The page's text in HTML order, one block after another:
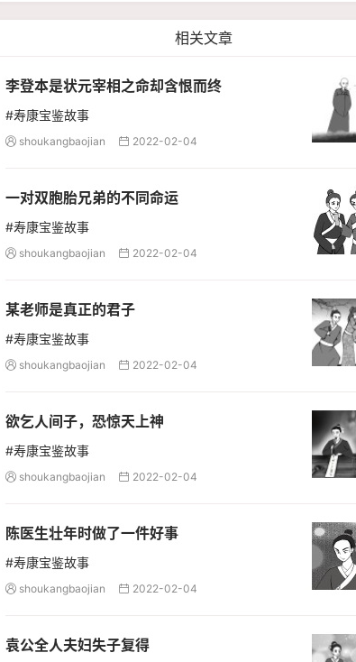
相关文章
李登本是状元宰相之命却含恨而终
#寿康宝鉴故事
 shoukangbaojian  2022-02-04
一对双胞胎兄弟的不同命运
#寿康宝鉴故事
 shoukangbaojian  2022-02-04
某老师是真正的君子
#寿康宝鉴故事
 shoukangbaojian  2022-02-04
欲乞人间子，恐惊天上神
#寿康宝鉴故事
 shoukangbaojian  2022-02-04
陈医生壮年时做了一件好事
#寿康宝鉴故事
 shoukangbaojian  2022-02-04
袁公全人夫妇失子复得